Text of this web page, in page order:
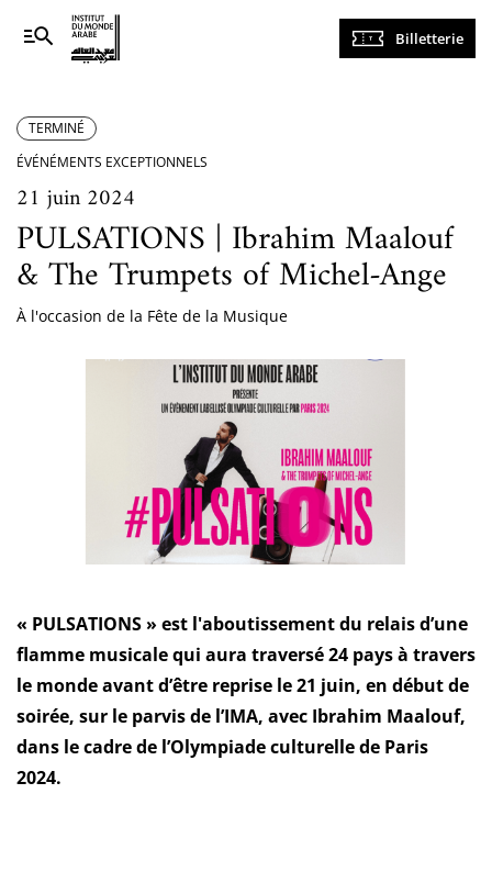
Navigation
principale
Billetterie
TERMINÉ
ÉVÉNÉMENTS EXCEPTIONNELS
21 juin 2024
PULSATIONS | Ibrahim Maalouf
& The Trumpets of Michel-Ange
À l'occasion de la Fête de la Musique
« PULSATIONS » est l'aboutissement du relais d’une
flamme musicale qui aura traversé 24 pays à travers
le monde avant d’être reprise le 21 juin, en début de
soirée, sur le parvis de l’IMA, avec Ibrahim Maalouf,
dans le cadre de l’Olympiade culturelle de Paris
2024.